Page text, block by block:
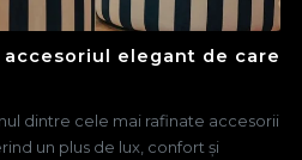
elegant de care
dintre cele mai rafinate accesorii
un plus de lux, confort și